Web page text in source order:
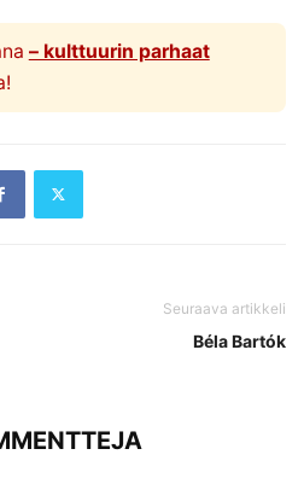
– kulttuurin parhaat
Seuraava artikkeli
Béla Bartók